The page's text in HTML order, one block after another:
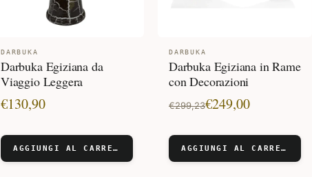
DARBUKA
Darbuka Egiziana da
Viaggio Leggera
€130,90
AGGIUNGI AL CARRELLO
DARBUKA
Darbuka Egiziana in Rame
con Decorazioni
€299,23
Il
originale
era:
€249,00
Il
attuale
è:
AGGIUNGI AL CARRELLO